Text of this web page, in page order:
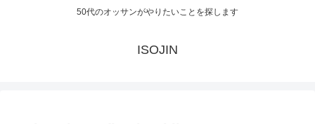
50代のオッサンがやりたいことを探します
ISOJIN